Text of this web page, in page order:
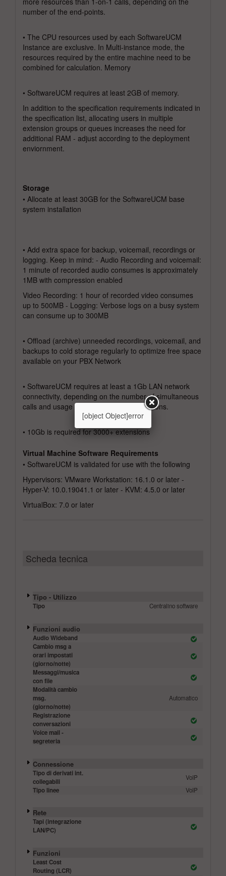
number of the end-points.
• The CPU resources used by each SoftwareUCM
Instance are exclusive. In Multi-instance mode, the
resources required by the entire machine need to be
combined for calculation. Memory
• SoftwareUCM requires at least 2GB of memory.
In addition to the specification requirements indicated in
the specification list, allocating users in multiple
extension groups or queues increases the need for
additional RAM - adjust according to the deployment
enviornment.
Storage
• Allocate at least 30GB for the SoftwareUCM base
system installation
• Add extra space for backup, voicemail, recordings or
logging. Keep in mind: - Audio Recording and voicemail:
1 minute of recorded audio consumes is approximately
1MB with compression enabled
Video Recording: 1 hour of recorded video consumes
up to 500MB - Logging: Verbose logs on a busy system
can consume up to 300MB
• Offload (archive) unneeded recordings, voicemail, and
backups to cold storage regularly to optimize free space
available on your PBX Network
• SoftwareUCM requires at least a 1Gb LAN network
connectivity, depending on the number of simultaneous
calls and usage of other network applications.
• 10Gb is required for 3000+ extensions
Virtual Machine Software Requirements
• SoftwareUCM is validated for use with the following
Hypervisors: VMware Workstation: 16.1.0 or later -
Hyper-V: 10.0.19041.1 or later - KVM: 4.5.0 or later
VirtualBox: 7.0 or later
Scheda tecnica
Tipo - Utilizzo
Tipo Centralino software
Funzioni audio
Audio Wideband
Cambio msg a
orari impostati
(giorno/notte)
Messaggi/musica
con file
Modalità cambio
msg.
(giorno/notte)
Automatico
Registrazione
conversazioni
Voice mail -
segreteria
Connessione
Tipo di derivati int.
collegabili
VoIP
Tipo linee VoIP
Rete
Tapi (integrazione
LAN/PC)
Funzioni
Least Cost
Routing (LCR)
[object Object]error